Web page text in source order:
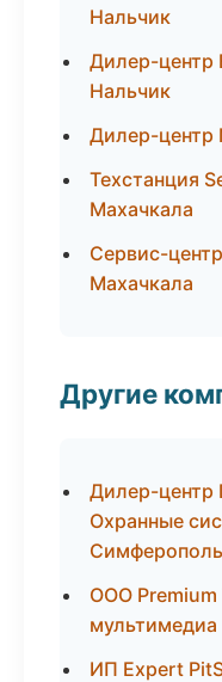
Нальчик
Дилер-центр
Нальчик
Дилер-центр
Техстанция
Махачкала
Сервис-
Махачкала
Другие
Дилер-центр
Охранные
Симферополь
ООО Premium
ИП Expert